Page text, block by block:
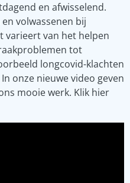
en afwisselend.
volwassenen bij
varieert van het helpen
tot
longcovid-klachten
onze nieuwe video geven
mooie werk. Klik hier